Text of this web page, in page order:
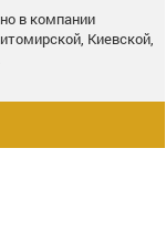
в компании
Киевской,